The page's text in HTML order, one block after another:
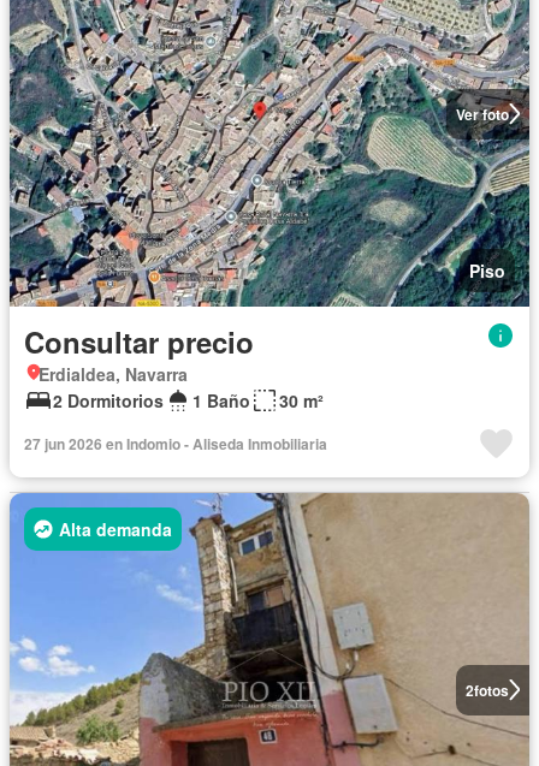
Ver foto
Piso
Consultar precio
Erdialdea, Navarra
2 Dormitorios
1 Baño 30 m²
27 jun 2026 en Indomio - Aliseda Inmobiliaria
2fotos
Alta demanda